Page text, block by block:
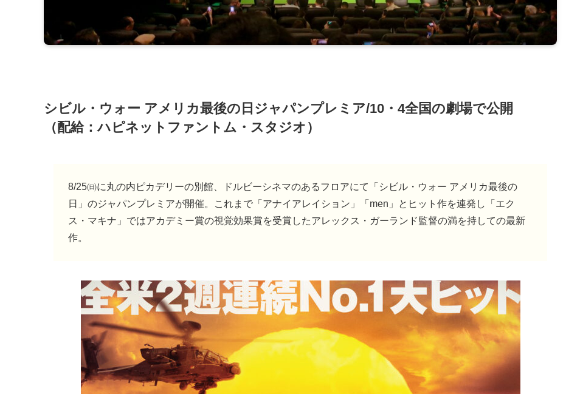
シビル・ウォー アメリカ最後の日ジャパンプレミア/10・4全国の劇場で公開
（配給：ハピネットファントム・スタジオ）
8/25㈰に丸の内ピカデリーの別館、ドルビーシネマのあるフロアにて「シビル・ウォー アメリカ最後の
日」のジャパンプレミアが開催。これまで「アナイアレイション」「men」とヒット作を連発し「エク
ス・マキナ」ではアカデミー賞の視覚効果賞を受賞したアレックス・ガーランド監督の満を持しての最新
作。